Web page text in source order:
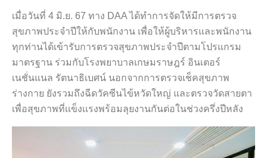
เมื่อวันที่ 4 มิ.ย. 67 ทาง DAA ได้ทำการจัดให้มีการตรวจ
สุขภาพประจำปีให้กับพนักงาน เพื่อให้ผู้บริหารและพนักงาน
ทุกท่านได้เข้ารับการตรวจสุขภาพประจำปีตามโปรแกรม
มาตรฐาน ร่วมกับโรงพยาบาลเกษมราษฎร์ อินเตอร์
เนชั่นแนล รัตนาธิเบศน์ นอกจากการตรวจเช็คสุขภาพ
ร่างกาย ยังรวมถึงฉีดวัคซีนไข้หวัดใหญ่ และตรวจวัดสายตา
เพื่อสุขภาพที่เเข็งเเรงพร้อมลุยงานกันต่อในช่วงครึ่งปีหลัง